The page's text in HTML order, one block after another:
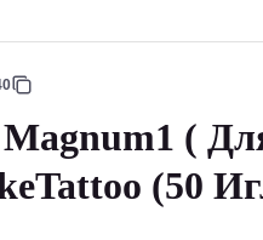
(
(50